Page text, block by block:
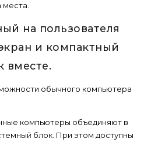
на пользователя
и компактный
вместе.
обычного компьютера
компьютеры объединяют в
блок. При этом доступны